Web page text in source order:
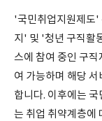
'국민취업지원제도'
지' 및 '청년 구직활
스에 참여 중인 구
여 가능하며 해당
합니다. 이후에는
는 취업 취약계층에